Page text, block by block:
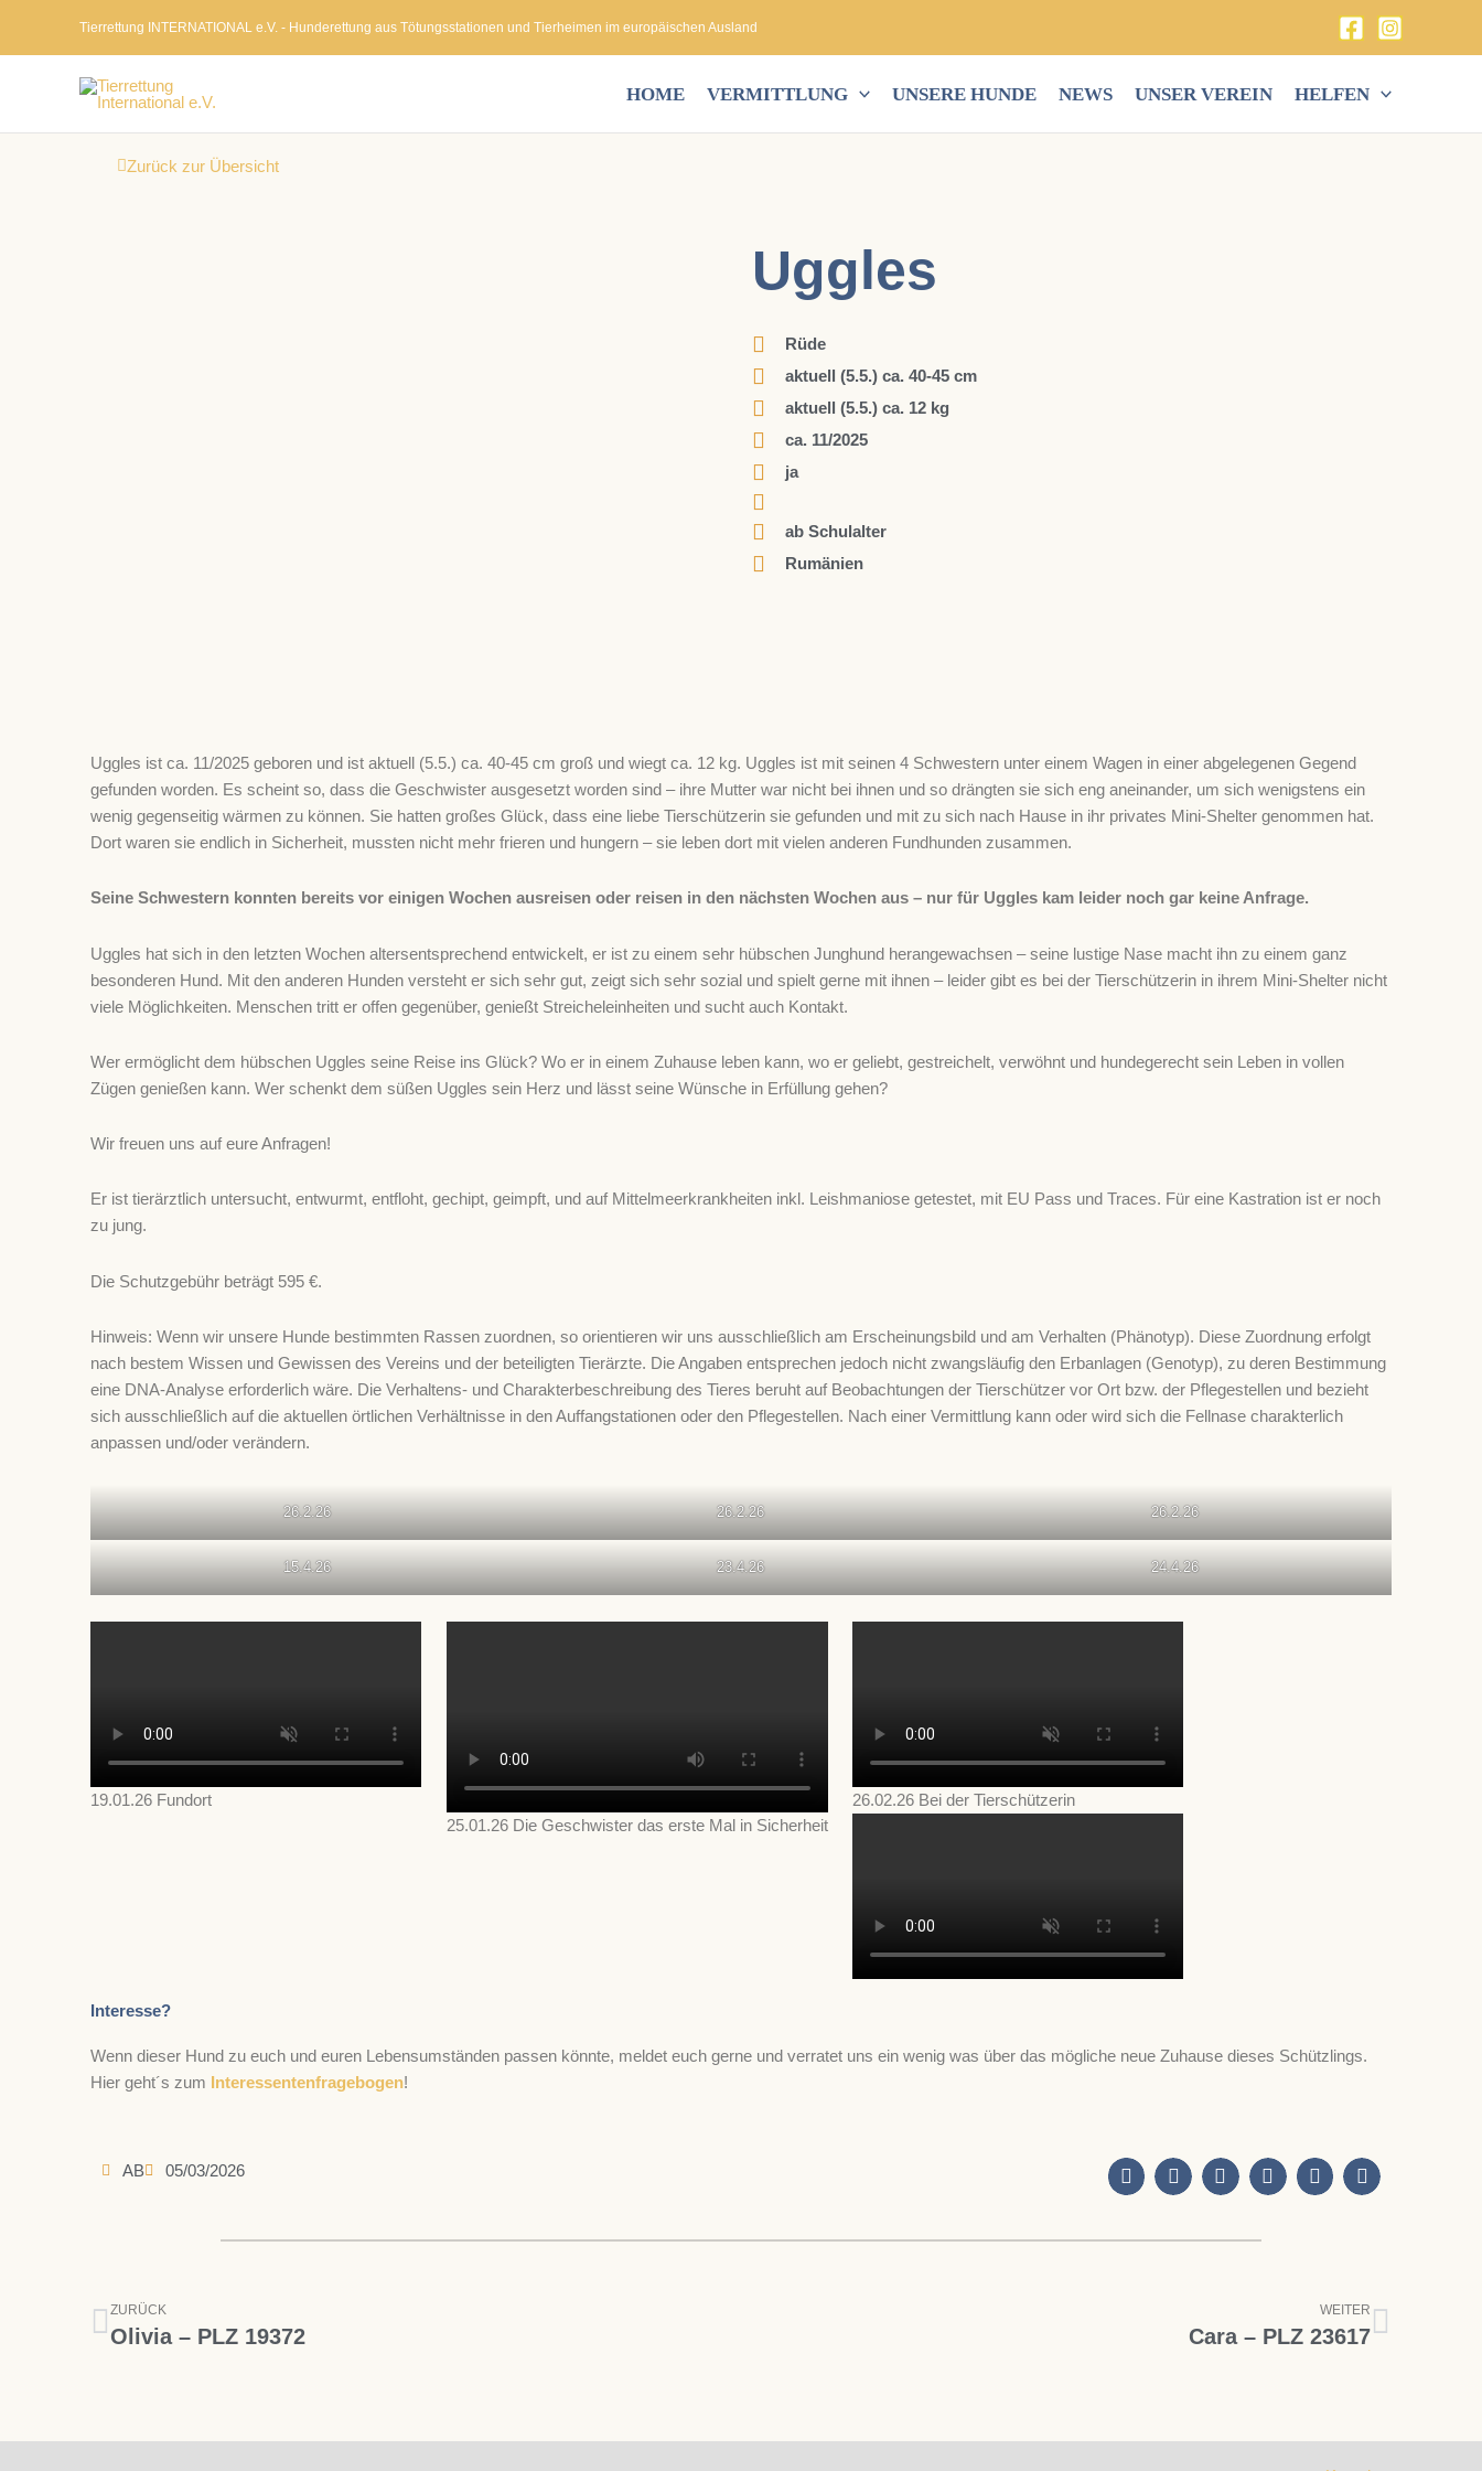
Tierrettung INTERNATIONAL e.V. - Hunderettung aus Tötungsstationen und Tierheimen im europäischen Ausland
HOME VERMITTLUNG UNSERE HUNDE NEWS UNSER VEREIN HELFEN
Zurück zur Übersicht
Uggles
Rüde
aktuell (5.5.) ca. 40-45 cm
aktuell (5.5.) ca. 12 kg
ca. 11/2025
ja
ab Schulalter
Rumänien
Uggles ist ca. 11/2025 geboren und ist aktuell (5.5.) ca. 40-45 cm groß und wiegt ca. 12 kg. Uggles ist mit seinen 4 Schwestern unter einem Wagen in einer abgelegenen Gegend
gefunden worden. Es scheint so, dass die Geschwister ausgesetzt worden sind – ihre Mutter war nicht bei ihnen und so drängten sie sich eng aneinander, um sich wenigstens ein
wenig gegenseitig wärmen zu können. Sie hatten großes Glück, dass eine liebe Tierschützerin sie gefunden und mit zu sich nach Hause in ihr privates Mini-Shelter genommen hat.
Dort waren sie endlich in Sicherheit, mussten nicht mehr frieren und hungern – sie leben dort mit vielen anderen Fundhunden zusammen.
Seine Schwestern konnten bereits vor einigen Wochen ausreisen oder reisen in den nächsten Wochen aus – nur für Uggles kam leider noch gar keine Anfrage.
Uggles hat sich in den letzten Wochen altersentsprechend entwickelt, er ist zu einem sehr hübschen Junghund herangewachsen – seine lustige Nase macht ihn zu einem ganz
besonderen Hund. Mit den anderen Hunden versteht er sich sehr gut, zeigt sich sehr sozial und spielt gerne mit ihnen – leider gibt es bei der Tierschützerin in ihrem Mini-Shelter nicht
viele Möglichkeiten. Menschen tritt er offen gegenüber, genießt Streicheleinheiten und sucht auch Kontakt.
Wer ermöglicht dem hübschen Uggles seine Reise ins Glück? Wo er in einem Zuhause leben kann, wo er geliebt, gestreichelt, verwöhnt und hundegerecht sein Leben in vollen
Zügen genießen kann. Wer schenkt dem süßen Uggles sein Herz und lässt seine Wünsche in Erfüllung gehen?
Wir freuen uns auf eure Anfragen!
Er ist tierärztlich untersucht, entwurmt, entfloht, gechipt, geimpft, und auf Mittelmeerkrankheiten inkl. Leishmaniose getestet, mit EU Pass und Traces. Für eine Kastration ist er noch
zu jung.
Die Schutzgebühr beträgt 595 €.
Hinweis: Wenn wir unsere Hunde bestimmten Rassen zuordnen, so orientieren wir uns ausschließlich am Erscheinungsbild und am Verhalten (Phänotyp). Diese Zuordnung erfolgt
nach bestem Wissen und Gewissen des Vereins und der beteiligten Tierärzte. Die Angaben entsprechen jedoch nicht zwangsläufig den Erbanlagen (Genotyp), zu deren Bestimmung
eine DNA-Analyse erforderlich wäre. Die Verhaltens- und Charakterbeschreibung des Tieres beruht auf Beobachtungen der Tierschützer vor Ort bzw. der Pflegestellen und bezieht
sich ausschließlich auf die aktuellen örtlichen Verhältnisse in den Auffangstationen oder den Pflegestellen. Nach einer Vermittlung kann oder wird sich die Fellnase charakterlich
anpassen und/oder verändern.
26.2.26 26.2.26 26.2.26
15.4.26 23.4.26 24.4.26
19.01.26 Fundort
25.01.26 Die Geschwister das erste Mal in Sicherheit
26.02.26 Bei der Tierschützerin
Interesse?
Wenn dieser Hund zu euch und euren Lebensumständen passen könnte, meldet euch gerne und verratet uns ein wenig was über das mögliche neue Zuhause dieses Schützlings.
Hier geht´s zum Interessentenfragebogen!
AB 05/03/2026
Zurück
ZURÜCK
Olivia – PLZ 19372
WEITER
Cara – PLZ 23617